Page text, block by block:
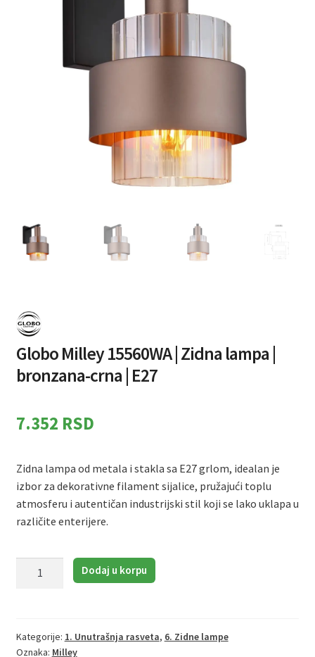
Globo Milley 15560WA | Zidna lampa |
bronzana-crna | E27
7.352 RSD
Zidna lampa od metala i stakla sa E27 grlom, idealan je
izbor za dekorativne filament sijalice, pružajući toplu
atmosferu i autentičan industrijski stil koji se lako uklapa u
različite enterijere.
Zidna
lampa
Dodaj u korpu
Kategorije: 1. Unutrašnja rasveta, 6. Zidne lampe
Oznaka: Milley